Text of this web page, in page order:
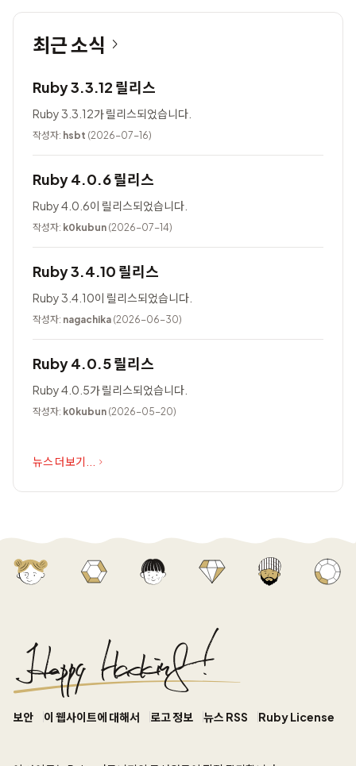
최근 소식
Ruby 3.3.12 릴리스
Ruby 3.3.12가 릴리스되었습니다.
작성자: hsbt (2026-07-16)
Ruby 4.0.6 릴리스
Ruby 4.0.6이 릴리스되었습니다.
작성자: k0kubun (2026-07-14)
Ruby 3.4.10 릴리스
Ruby 3.4.10이 릴리스되었습니다.
작성자: nagachika (2026-06-30)
Ruby 4.0.5 릴리스
Ruby 4.0.5가 릴리스되었습니다.
작성자: k0kubun (2026-05-20)
뉴스 더보기...
보안 이 웹사이트에 대해서 로고 정보 뉴스 RSS Ruby License